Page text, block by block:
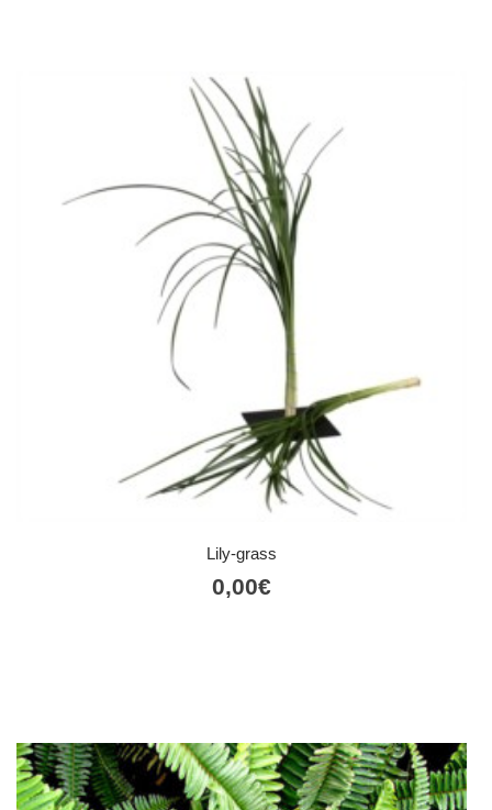
Lily-grass
0,00€